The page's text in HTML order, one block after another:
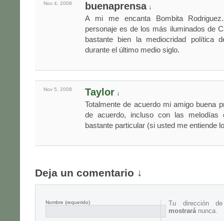
Nov 4, 2008 buenaprensa↓
A mi me encanta Bombita
personaje es de los más iluminados de
bastante bien la mediocridad política
durante el último medio siglo.
Nov 5, 2008 Taylor ↓
Totalmente de acuerdo mi amigo buena
de acuerdo, incluso con las melodías
bastante particular (si usted me entiende
Deja un comentario ↓
Nombre (requerido)
Tu dirección
mostrará nunca.